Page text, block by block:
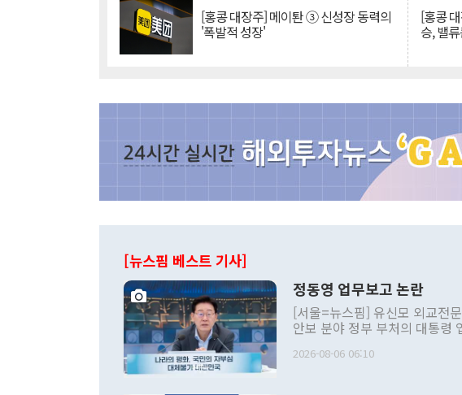
[홍콩 대장주] 메이퇀 ③ 신성장 동력의
'폭발적 성장'
[홍콩
승, 밸
[뉴스핌 베스트 기사]
정동영 업무보고 논란
[서울=뉴스핌] 유신모 외교전
안보 분야 정부 부처의 대통령
발언 중에는 정부 내 조율을 거
2026-08-06 06:10